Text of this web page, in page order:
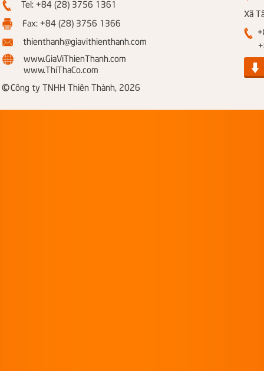
Tel: +84 (28) 3756 1361
Fax: +84 (28) 3756 1366
thienthanh@giavithienthanh.com
www.GiaViThienThanh.com
www.ThiThaCo.com
©
Công ty TNHH Thiên Thành, 2026
Xã